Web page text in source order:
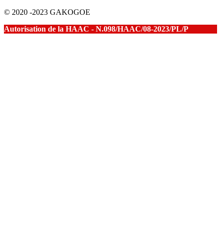
© 2020 -2023 GAKOGOE
Autorisation de la HAAC - N.098/HAAC/08-2023/PL/P